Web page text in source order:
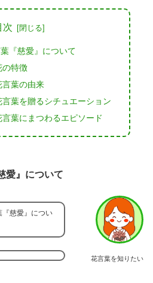
次
『慈愛』について
の特徴
言葉の由来
葉を贈るシチュエーション
葉にまつわるエピソード
愛』について
花言葉を知りたい
『慈愛』につい